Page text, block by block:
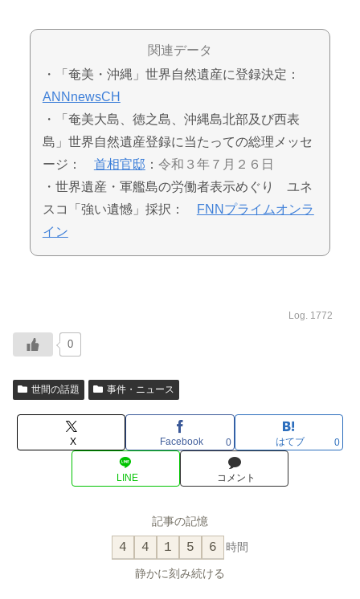
関連データ
・「奄美・沖縄」世界自然遺産に登録決定：
ANNnewsCH
・「奄美大島、徳之島、沖縄島北部及び西表
島」世界自然遺産登録に当たっての総理メッセ
ージ： 首相官邸 ： 令和３年７月２６日
・世界遺産・軍艦島の労働者表示めぐり ユネ
スコ「強い遺憾」採択：
FNNプライムオンラ
イン
Log. 1772
0
世間の話題 事件・ニュース
X Facebook 0 はてブ 0
LINE コメント
記事の記憶
4 4 1 5 6 時間
静かに刻み続ける